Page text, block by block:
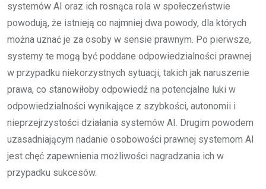
systemów AI oraz ich rosnąca rola w społeczeństwie
powodują, że istnieją co najmniej dwa powody, dla których
można uznać je za osoby w sensie prawnym. Po pierwsze,
systemy te mogą być poddane odpowiedzialności prawnej
w przypadku niekorzystnych sytuacji, takich jak naruszenie
prawa, co stanowiłoby odpowiedź na potencjalne luki w
odpowiedzialności wynikające z szybkości, autonomii i
nieprzejrzystości działania systemów AI. Drugim powodem
uzasadniającym nadanie osobowości prawnej systemom AI
jest chęć zapewnienia możliwości nagradzania ich w
przypadku sukcesów.